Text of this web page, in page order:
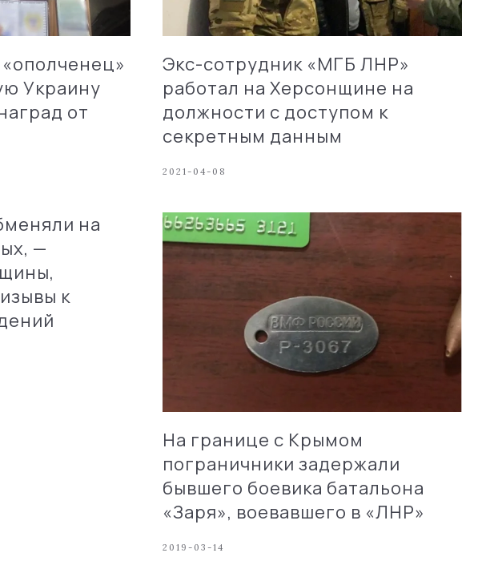
Украину
от
Экс-сотрудник «МГБ ЛНР»
работал на Херсонщине на
должности с доступом к
секретным данным
2021-04-08
на
—
к
На границе с Крымом
пограничники задержали
бывшего боевика батальона
«Заря», воевавшего в «ЛНР»
2019-03-14